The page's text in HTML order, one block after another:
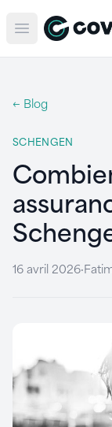
Open main
← Blog
SCHENGEN
16 avril 2026·